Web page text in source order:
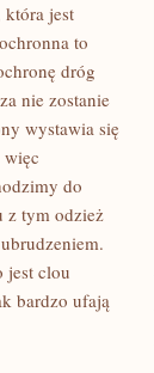
która jest
to
dróg
nie zostanie
wystawia się
do
z tym odzież
jest clou
bardzo ufają